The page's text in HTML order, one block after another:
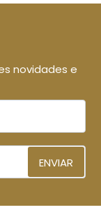
novidades e
ENVIAR